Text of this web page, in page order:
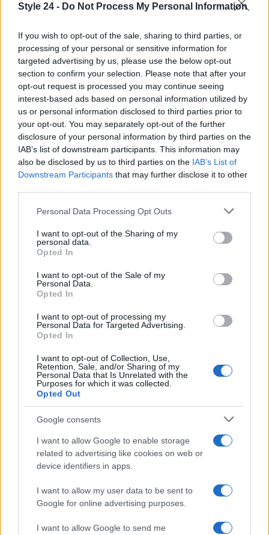
Style 24 - Do Not Process My Personal Information
If you wish to opt-out of the sale, sharing to third parties, or
processing of your personal or sensitive information for
targeted advertising by us, please use the below opt-out
section to confirm your selection. Please note that after your
opt-out request is processed you may continue seeing
interest-based ads based on personal information utilized by
us or personal information disclosed to third parties prior to
your opt-out. You may separately opt-out of the further
disclosure of your personal information by third parties on the
IAB’s list of downstream participants. This information may
also be disclosed by us to third parties on the IAB’s List of
Downstream Participants that may further disclose it to other
Please note that this website/app uses one or more Google
not limited to your visit or usage behaviour. You may click to
grant or deny consent to Google and its third-party tags to
use your data for below specified purposes in below Google
consent section.
Personal Data Processing Opt Outs
I want to opt-out of the Sharing of my
personal data.
Opted In
I want to opt-out of the Sale of my
Personal Data.
Opted In
I want to opt-out of processing my
Personal Data for Targeted Advertising.
Opted In
I want to opt-out of Collection, Use,
Retention, Sale, and/or Sharing of my
Personal Data that Is Unrelated with the
Purposes for which it was collected.
Opted Out
Google consents
I want to allow Google to enable storage
related to advertising like cookies on web or
device identifiers in apps.
I want to allow my user data to be sent to
Google for online advertising purposes.
I want to allow Google to send me
Con questa iniziativa, i due brand dimostrano che
moda e responsabilità sociale possono coesistere,
offrendo un esempio concreto di come l’industria
possa evolversi verso pratiche più sostenibili. La
giacca Scott diventa simbolo di questa nuova era,
in cui l’innovazione e il rispetto per l’ambiente si
integrano in un’unica visione.
AUTORE
Staff